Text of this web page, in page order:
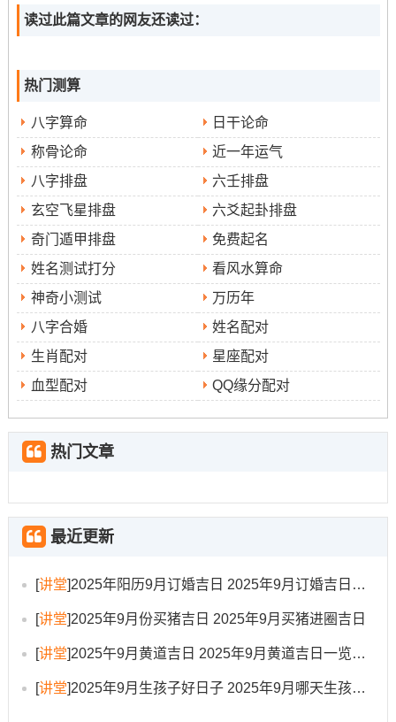
好祈愿.希望着份指南能助您顺利选定佳期，开启新居生活
读过此篇文章的网友还读过：
热门测算
八字算命
日干论命
称骨论命
近一年运气
八字排盘
六壬排盘
玄空飞星排盘
六爻起卦排盘
奇门遁甲排盘
免费起名
姓名测试打分
看风水算命
神奇小测试
万历年
八字合婚
姓名配对
生肖配对
星座配对
血型配对
QQ缘分配对
热门文章
最近更新
[讲堂]2025年阳历9月订婚吉日 2025年9月订婚吉日有哪几天
[讲堂]2025年9月份买猪吉日 2025年9月买猪进圈吉日
[讲堂]2025午9月黄道吉日 2025年9月黄道吉日一览表大全
[讲堂]2025年9月生孩子好日子 2025年9月哪天生孩子比较好